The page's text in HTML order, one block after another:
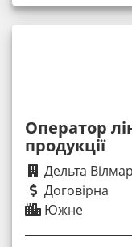
Оператор
продукції
Дельта
Договірна
Южне